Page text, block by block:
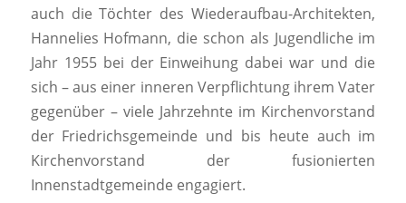
auch die Töchter des Wiederaufbau-Architekten,
Hannelies Hofmann, die schon als Jugendliche im
Jahr 1955 bei der Einweihung dabei war und die
sich – aus einer inneren Verpflichtung ihrem Vater
gegenüber – viele Jahrzehnte im Kirchenvorstand
der Friedrichsgemeinde und bis heute auch im
Kirchenvorstand der fusionierten
Innenstadtgemeinde engagiert.